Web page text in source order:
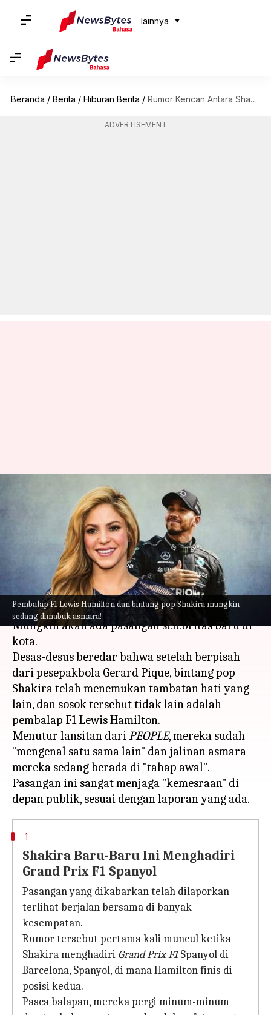
lainnya
Beranda / Berita / Hiburan Berita / Rumor Kencan Antara Shakira-Lewis Hamilton Setelah Beberapa Kali Tertangkap Kamera Jalan-Jalan Bersama
ADVERTISEMENT
Pembalap F1 Lewis Hamilton dan bintang pop Shakira mungkin
sedang dimabuk asmara!
Rumor Kencan Antara Shakira-
Lewis Hamilton Setelah
Beberapa Kali Tertangkap
Kamera Jalan-Jalan Bersama
menulis Handoko Jun 12, 2023 01:10 pm
Apa ceritanya
Mungkin akan ada pasangan selebritas baru di
kota.
Desas-desus beredar bahwa setelah berpisah
dari pesepakbola Gerard Pique, bintang pop
Shakira telah menemukan tambatan hati yang
lain, dan sosok tersebut tidak lain adalah
pembalap F1 Lewis Hamilton.
Menutur lansitan dariPEOPLE, mereka sudah
"mengenal satu sama lain" dan jalinan asmara
mereka sedang berada di "tahap awal".
Pasangan ini sangat menjaga "kemesraan" di
1
Shakira Baru-Baru Ini Menghadiri
Grand Prix F1 Spanyol
Pasangan yang dikabarkan telah dilaporkan
terlihat berjalan bersama di banyak
kesempatan.
Rumor tersebut pertama kali muncul ketika
Shakira menghadiri Grand Prix F1Spanyol di
Barcelona, Spanyol, di mana Hamilton finis di
posisi kedua.
Pasca balapan, mereka pergi minum-minum